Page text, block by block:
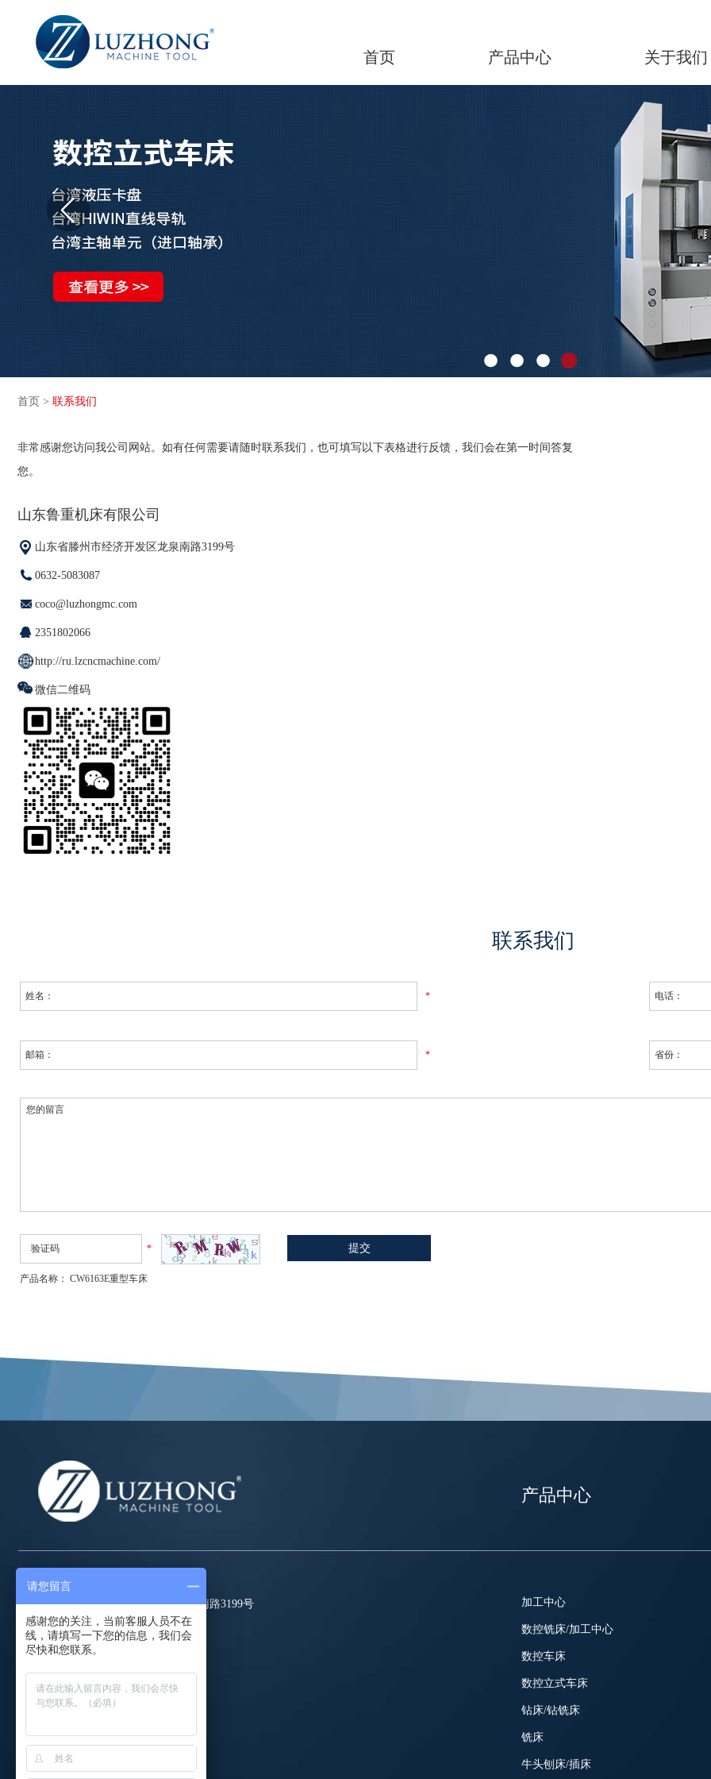
首页 产品中心 关于我们
首页 > 联系我们
非常感谢您访问我公司网站。如有任何需要请随时联系我们，也可填写以下表格进行反馈，我们会在第一时间答复
您。
山东鲁重机床有限公司
山东省滕州市经济开发区龙泉南路3199号
0632-5083087
coco@luzhongmc.com
2351802066
http://ru.lzcncmachine.com/
微信二维码
联系我们
*
*
*
产品名称： CW6163E重型车床
地址： 山东省滕州市经济开发区龙泉南路3199号
电话： 0632-5083087
邮箱：coco@luzhongmc.com
微信: luzhongmc
产品中心
加工中心
数控铣床/加工中心
数控车床
数控立式车床
钻床/钻铣床
铣床
牛头刨床/插床
请您留言
感谢您的关注，当前客服人员不在
线，请填写一下您的信息，我们会
尽快和您联系。